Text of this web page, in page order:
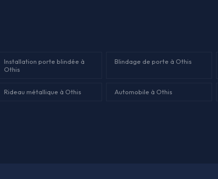
Installation porte blindée à
Othis
Blindage de porte à Othis
Rideau métallique à Othis Automobile à Othis